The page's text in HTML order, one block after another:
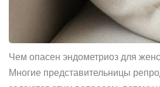
Чем опасен эндометриоз для
Многие представительницы